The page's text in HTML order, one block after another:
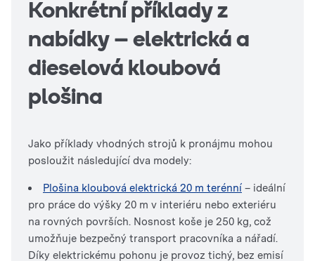
Konkrétní příklady z
nabídky – elektrická a
dieselová kloubová
plošina
Jako příklady vhodných strojů k pronájmu mohou
posloužit následující dva modely:
Plošina kloubová elektrická 20 m terénní – ideální
pro práce do výšky 20 m v interiéru nebo exteriéru
na rovných površích. Nosnost koše je 250 kg, což
umožňuje bezpečný transport pracovníka a nářadí.
Díky elektrickému pohonu je provoz tichý, bez emisí